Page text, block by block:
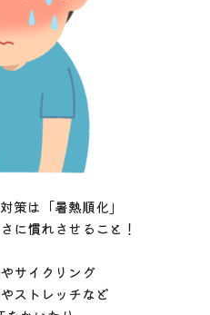
策は「暑熱順化」
に慣れさせること！
サイクリング
ストレッチなど